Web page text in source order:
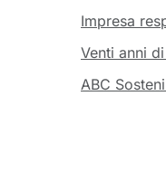
Impresa
Venti anni
ABC